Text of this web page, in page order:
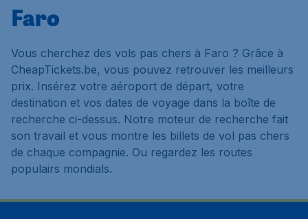
Faro
Vous cherchez des vols pas chers à Faro ? Grâce à
CheapTickets.be, vous pouvez retrouver les meilleurs
prix. Insérez votre aéroport de départ, votre
destination et vos dates de voyage dans la boîte de
recherche ci-dessus. Notre moteur de recherche fait
son travail et vous montre les billets de vol pas chers
de chaque compagnie. Ou regardez les routes
populairs mondials.